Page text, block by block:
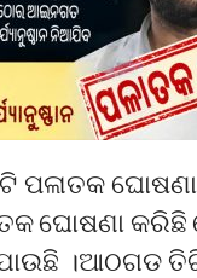
ପଳାତକ
ଘୋଷଣା କରିଛି
।ଆଠଗଡ